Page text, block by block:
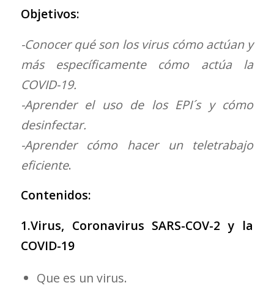
Objetivos:
-Conocer qué son los virus cómo actúan y
más específicamente cómo actúa la
COVID-19.
-Aprender el uso de los EPI´s y cómo
desinfectar.
-Aprender cómo hacer un teletrabajo
eficiente.
Contenidos:
1.Virus, Coronavirus SARS-COV-2 y la
COVID-19
Que es un virus.